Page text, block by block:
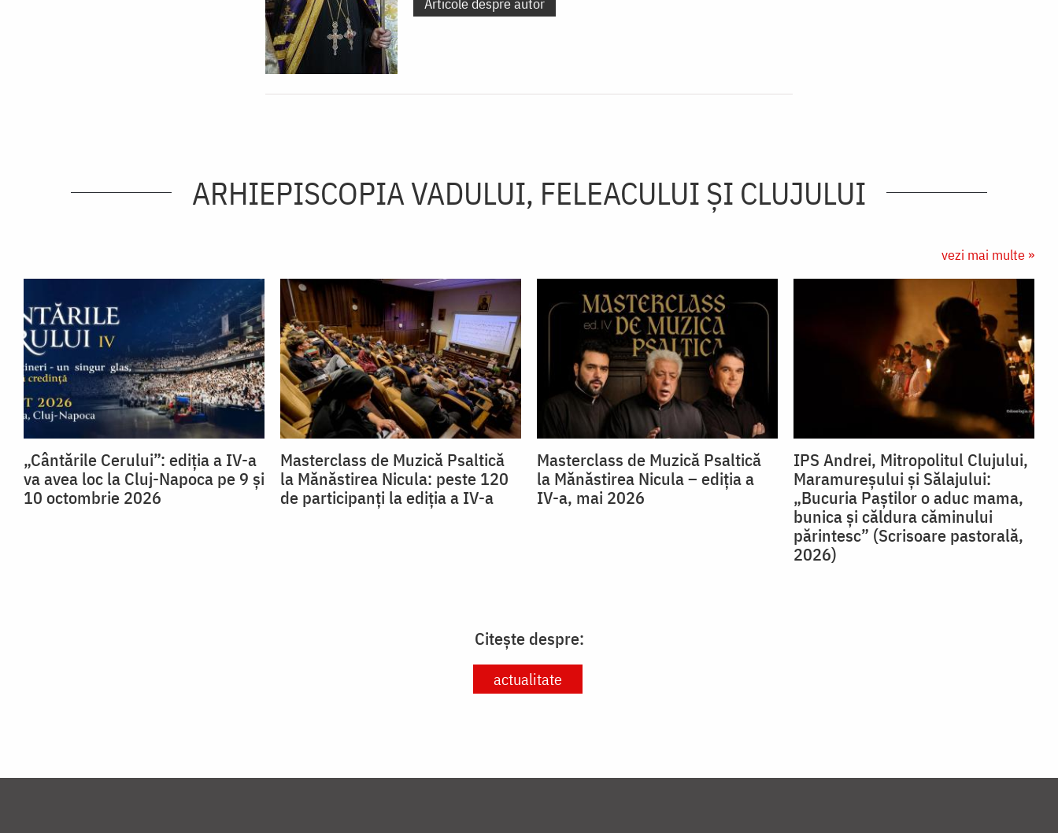
ARHIEPISCOPIA VADULUI, FELEACULUI ŞI CLUJULUI
vezi mai multe »
„Cântările Cerului”: ediția a IV-a
va avea loc la Cluj-Napoca pe 9 și
10 octombrie 2026
Masterclass de Muzică Psaltică
la Mănăstirea Nicula: peste 120
de participanți la ediția a IV-a
Masterclass de Muzică Psaltică
la Mănăstirea Nicula – ediția a
IV-a, mai 2026
IPS Andrei, Mitropolitul Clujului,
Maramureșului și Sălajului:
„Bucuria Paștilor o aduc mama,
bunica și căldura căminului
părintesc” (Scrisoare pastorală,
2026)
Citește despre:
actualitate